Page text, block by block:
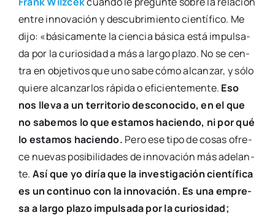
entre inno­va­ción y des­cu­bri­mien­to cien­tí­fi­co. Me
dijo: «bási­ca­men­te la cien­cia bási­ca está impul­sa­
da por la curio­si­dad a más a lar­go pla­zo. No se cen­
tra en obje­ti­vos que uno sabe cómo alcan­zar, y sólo
quie­re alcan­zar­los rápi­da o efi­cien­te­men­te. Eso
nos lle­va a un terri­to­rio des­co­no­ci­do, en el que
no sabe­mos lo que esta­mos hacien­do, ni por qué
lo esta­mos hacien­do. Pero ese tipo de cosas ofre­
ce nue­vas posi­bi­li­da­des de inno­va­ción más ade­lan­
te. Así que yo diría que la inves­ti­ga­ción cien­tí­fi­ca
es un con­ti­nuo con la inno­va­ción. Es una empre­
sa a lar­go pla­zo impul­sa­da por la curio­si­dad;